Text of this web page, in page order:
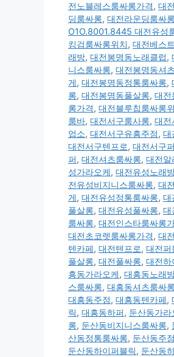
전노블레스룸싸롱가격, 대
딩룸싸롱, 대전라운딩룸싸
O1O.8001.8445 대전유성
킹검룸싸롱위치, 대전베스
래방, 대전봉명동노래클럽,
니스룸싸롱, 대전봉명동셔
게, 대전봉명동정통룸싸롱,
롱, 대전봉명동풀살롱, 대전
롱가격, 대전블루칩룸싸롱
룸바, 대전서구룸사롱, 대전
업소, 대전서구유흥주점, 대
대전서구텐프로, 대전서구
퍼, 대전셔츠룸싸롱, 대전알
성가라오케, 대전유성노래
전유성비지니스룸싸롱, 대
게, 대전유성정통룸싸롱, 대
풀살롱, 대전유성풀싸롱, 대
룸싸롱, 대전인스타룸싸롱
대전초코렛룸싸롱가격, 대
텐카페, 대전텐프로, 대전퍼
풀살롱, 대전풀싸롱, 대전하
흥동가라오케, 대흥동노래
스룸싸롱, 대흥동셔츠룸싸롱
대흥동주점, 대흥동텐카페,
릭, 대흥동하퍼, 둔산동가라
롱, 둔산동비지니스룸싸롱,
산동정통룸싸롱, 둔산동주점
둔산동하이퍼블릭, 둔산동